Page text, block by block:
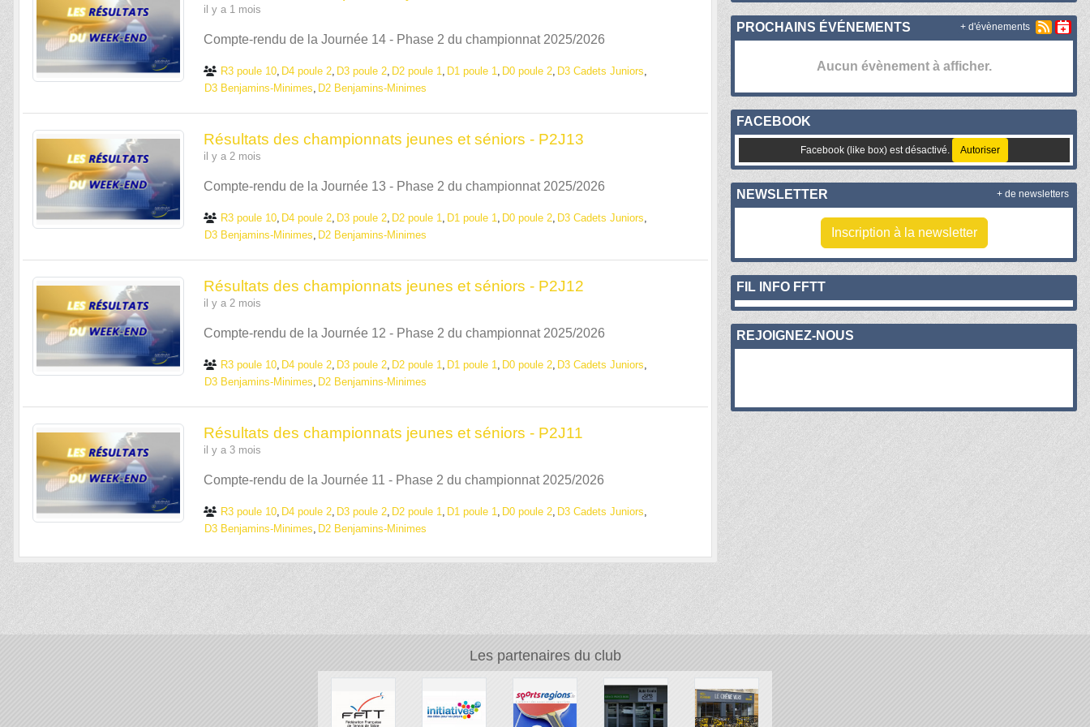
il y a 1 mois
Compte-rendu de la Journée 14 - Phase 2 du championnat 2025/2026
R3 poule 10 D4 poule 2 D3 poule 2 D2 poule 1 D1 poule 1 D0 poule 2 D3 Cadets Juniors
D3 Benjamins-Minimes D2 Benjamins-Minimes
Résultats des championnats jeunes et séniors - P2J13
il y a 2 mois
Compte-rendu de la Journée 13 - Phase 2 du championnat 2025/2026
R3 poule 10 D4 poule 2 D3 poule 2 D2 poule 1 D1 poule 1 D0 poule 2 D3 Cadets Juniors
D3 Benjamins-Minimes D2 Benjamins-Minimes
Résultats des championnats jeunes et séniors - P2J12
il y a 2 mois
Compte-rendu de la Journée 12 - Phase 2 du championnat 2025/2026
R3 poule 10 D4 poule 2 D3 poule 2 D2 poule 1 D1 poule 1 D0 poule 2 D3 Cadets Juniors
D3 Benjamins-Minimes D2 Benjamins-Minimes
Résultats des championnats jeunes et séniors - P2J11
il y a 3 mois
Compte-rendu de la Journée 11 - Phase 2 du championnat 2025/2026
R3 poule 10 D4 poule 2 D3 poule 2 D2 poule 1 D1 poule 1 D0 poule 2 D3 Cadets Juniors
D3 Benjamins-Minimes D2 Benjamins-Minimes
PROCHAINS ÉVÉNEMENTS
Aucun évènement à afficher.
+ d'évènements
FACEBOOK
Facebook (like box) est désactivé. Autoriser
NEWSLETTER
Inscription à la newsletter
+ de newsletters
FIL INFO FFTT
REJOIGNEZ-NOUS
Les partenaires du club